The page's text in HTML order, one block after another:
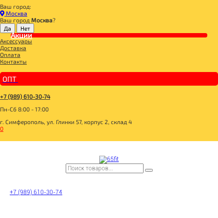
Ваш город:
Москва
Ваш город Москва?
Акции
Аксессуары
Доставка
Оплата
Контакты
ОПТ
+7 (989) 610-30-74
Пн-Сб 8:00 - 17:00
г. Симферополь, ул. Глинки 57, корпус 2, склад 4
0
+7 (989) 610-30-74
Главная
СПОРТИВНОЕ ПИТАНИЕ
СПОРТИВНОЕ ПИТАНИЕ
Optimum System
PROPER VIT
ДЕТОКС
BOMBBAR Энергетический гель
ИММУНИТЕТ
ХОНДРОПРОТЕКТОРЫ
ИЗОТОНИК
L-КАРНИТИН